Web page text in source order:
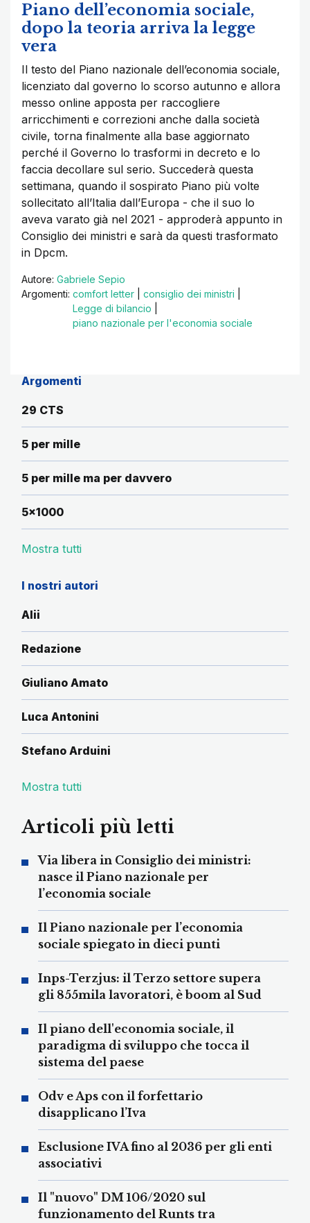
Piano dell’economia sociale,
dopo la teoria arriva la legge
vera
Il testo del Piano nazionale dell’economia sociale,
licenziato dal governo lo scorso autunno e allora
messo online apposta per raccogliere
arricchimenti e correzioni anche dalla società
civile, torna finalmente alla base aggiornato
perché il Governo lo trasformi in decreto e lo
faccia decollare sul serio. Succederà questa
settimana, quando il sospirato Piano più volte
sollecitato all’Italia dall’Europa - che il suo lo
aveva varato già nel 2021 - approderà appunto in
Consiglio dei ministri e sarà da questi trasformato
in Dpcm.
Autore: Gabriele Sepio
Argomenti: comfort letter consiglio dei ministri
Legge di bilancio
piano nazionale per l'economia sociale
Argomenti
29 CTS
5 per mille
5 per mille ma per davvero
5x1000
Mostra tutti
I nostri autori
Alii
Redazione
Giuliano Amato
Luca Antonini
Stefano Arduini
Mostra tutti
Articoli più letti
Via libera in Consiglio dei ministri:
nasce il Piano nazionale per
l’economia sociale
Il Piano nazionale per l’economia
sociale spiegato in dieci punti
Inps-Terzjus: il Terzo settore supera
gli 855mila lavoratori, è boom al Sud
Il piano dell'economia sociale, il
paradigma di sviluppo che tocca il
sistema del paese
Odv e Aps con il forfettario
disapplicano l’Iva
Esclusione IVA fino al 2036 per gli enti
associativi
Il "nuovo" DM 106/2020 sul
funzionamento del Runts tra